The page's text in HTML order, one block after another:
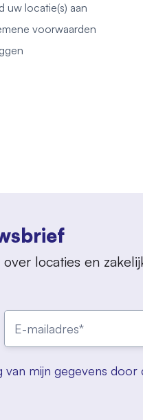
uw locatie(s) aan
voorwaarden
locaties en
mijn gegevens door